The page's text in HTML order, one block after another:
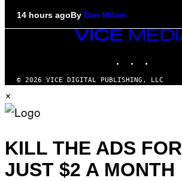
14 hours agoBy Dan Milam
VICE
© 2026 VICE DIGITAL PUBLISHING, LLC
×
KILL THE ADS FOR
JUST $2 A MONTH